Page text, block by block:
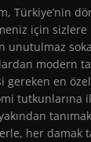
Türkiye’nin
için
unutulmaz
modern
gereken en
tutkunlarına
her damak